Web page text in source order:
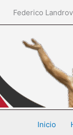
Federico
Inicio